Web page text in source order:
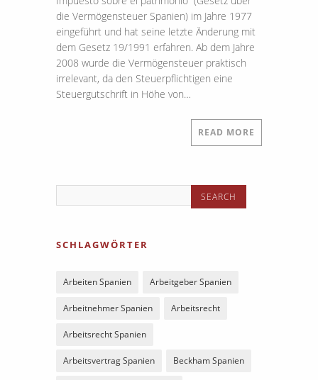
die Vermögensteuer Spanien) im Jahre 1977
eingeführt und hat seine letzte Änderung mit
dem Gesetz 19/1991 erfahren. Ab dem Jahre
2008 wurde die Vermögensteuer praktisch
irrelevant, da den Steuerpflichtigen eine
Steuergutschrift in Höhe von…
READ MORE
SCHLAGWÖRTER
Arbeiten Spanien Arbeitgeber Spanien
Arbeitnehmer Spanien Arbeitsrecht
Arbeitsrecht Spanien
Arbeitsvertrag Spanien Beckham Spanien